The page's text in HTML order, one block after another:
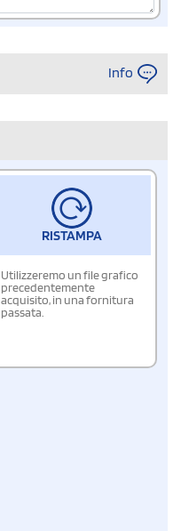
Info
RISTAMPA
Utilizzeremo un file grafico
precedentemente
acquisito, in una fornitura
passata.